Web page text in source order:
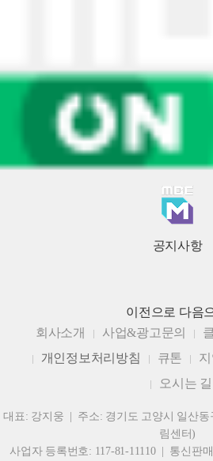
공지사항
이전으로 다음
회사소개
사업&광고문의
개인정보처리방침
큐톤
오시는 길
대표: 강지웅 | 주소: 경기도 고양시 일산동
림센터)
사업자 등록번호: 117-81-11110 | 통신판